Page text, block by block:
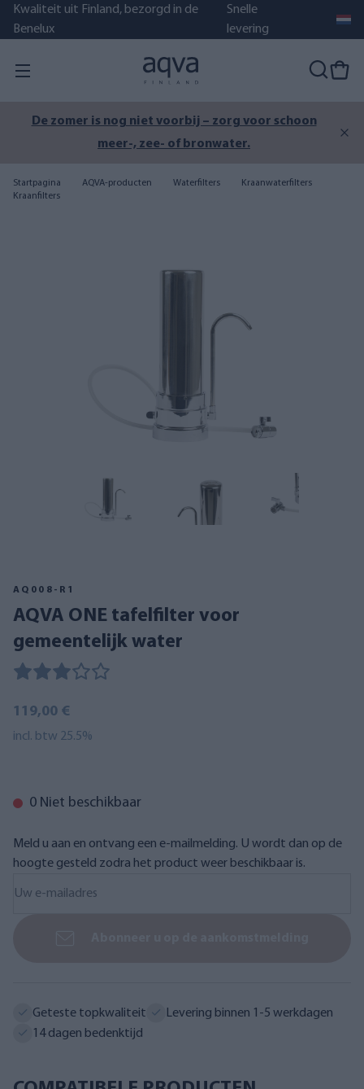
Kwaliteit uit Finland, bezorgd in de
Benelux
Snelle
levering
De zomer is nog niet voorbij – zorg voor schoon
meer-, zee- of bronwater.
Startpagina AQVA-producten Waterfilters
Kraanwaterfilters
Kraanfilters
AQ008-R1
AQVA ONE tafelfilter voor
gemeentelijk water
119,00 €
incl. btw 25.5%
0 Niet beschikbaar
Meld u aan en ontvang een e-mailmelding. U wordt dan op de
hoogte gesteld zodra het product weer beschikbaar is.
Geteste topkwaliteit
Levering binnen 1-5 werkdagen
14 dagen bedenktijd